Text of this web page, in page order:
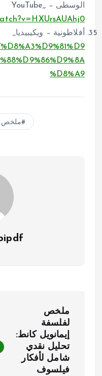
الوسطى – YouTube,,
أفلاطونية – ويكيبيديا,,
%D8%A9
ملخص
ملخص
لفلسفة
إيمانويل كانط:
تحليل نقدي
شامل لأفكار
فيلسوف